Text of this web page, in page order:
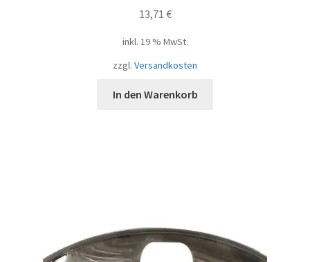
13,71 €
inkl. 19 % MwSt.
zzgl. Versandkosten
In den Warenkorb